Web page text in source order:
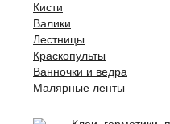
Кисти
Валики
Лестницы
Краскопульты
Ванночки и ведра
Малярные ленты